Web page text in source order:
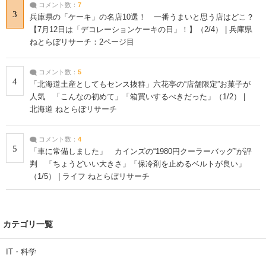
3
コメント数： 7
兵庫県の「ケーキ」の名店10選！ 一番うまいと思う店はどこ？
【7月12日は「デコレーションケーキの日」！】（2/4） | 兵庫県
ねとらぼリサーチ：2ページ目
4
コメント数： 5
「北海道土産としてもセンス抜群」六花亭の“店舗限定”お菓子が
人気 「こんなの初めて」「箱買いするべきだった」（1/2） |
北海道 ねとらぼリサーチ
5
コメント数： 4
「車に常備しました」 カインズの“1980円クーラーバッグ”が評
判 「ちょうどいい大きさ」「保冷剤を止めるベルトが良い」
（1/5） | ライフ ねとらぼリサーチ
カテゴリ一覧
IT・科学